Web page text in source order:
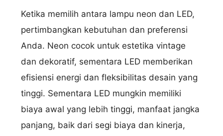
Ketika memilih antara lampu neon dan LED,
pertimbangkan kebutuhan dan preferensi
Anda. Neon cocok untuk estetika vintage
dan dekoratif, sementara LED memberikan
efisiensi energi dan fleksibilitas desain yang
tinggi. Sementara LED mungkin memiliki
biaya awal yang lebih tinggi, manfaat jangka
panjang, baik dari segi biaya dan kinerja,